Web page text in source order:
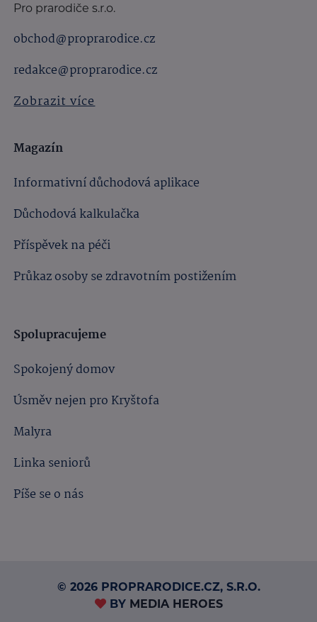
Pro prarodiče s.r.o.
obchod@proprarodice.cz
redakce@proprarodice.cz
Zobrazit více
Magazín
Informativní důchodová aplikace
Důchodová kalkulačka
Příspěvek na péči
Průkaz osoby se zdravotním postižením
Spolupracujeme
Spokojený domov
Úsměv nejen pro Kryštofa
Malyra
Linka seniorů
Píše se o nás
© 2026 PROPRARODICE.CZ, S.R.O.
BY MEDIA HEROES